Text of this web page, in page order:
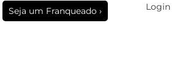
Seja um Franqueado ›
Login